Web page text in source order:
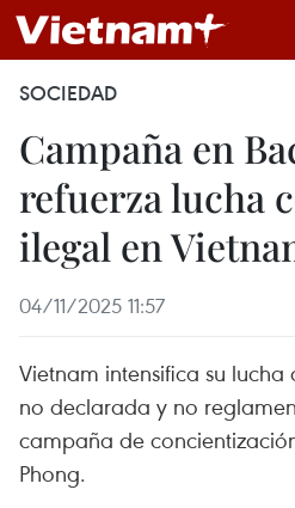
SOCIEDAD
Campaña en
refuerza lucha
ilegal en
04/11/2025 11:57
Vietnam intensifica su
no declarada y no
campaña de
Phong.